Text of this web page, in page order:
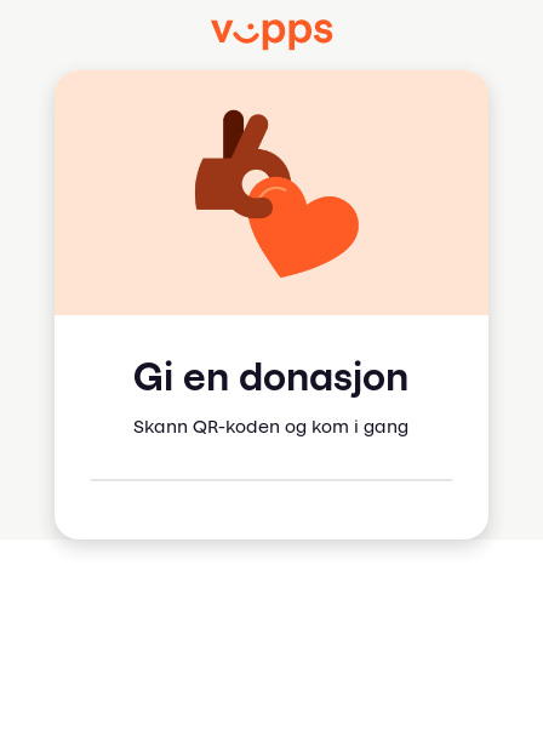
Gi en donasjon
Skann QR-koden og kom i gang